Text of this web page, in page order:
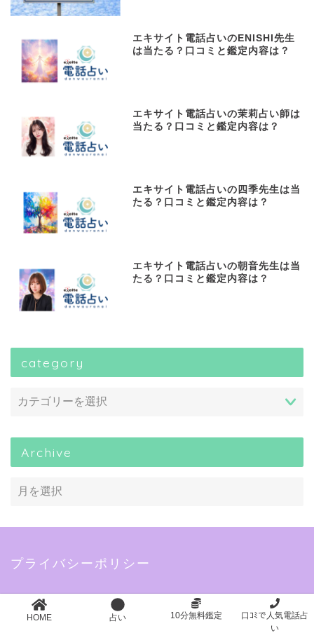
エキサイト電話占いのENISHI先生
は当たる？口コミと鑑定内容は？
エキサイト電話占いの茉莉占い師は
当たる？口コミと鑑定内容は？
エキサイト電話占いの四季先生は当
たる？口コミと鑑定内容は？
エキサイト電話占いの朝音先生は当
たる？口コミと鑑定内容は？
category
Archive
プライバシーポリシー
当サイトに掲載されている広告について
当サイトでは、第三者配信の広告サービス（A8.net、バリ
ューコマース、afb、BannerBridge、Amazonアソシエイ
HOME 占い 10分無料鑑定
口ｺﾐで人気電話占
い